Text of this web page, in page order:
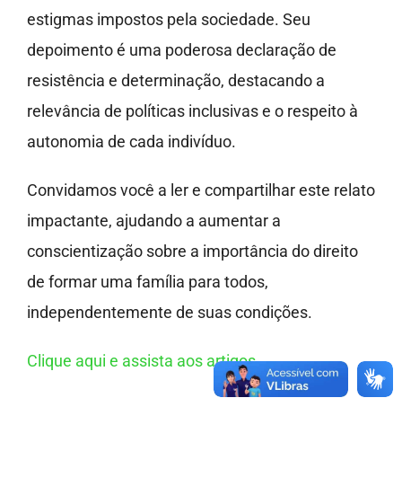
estigmas impostos pela sociedade. Seu
depoimento é uma poderosa declaração de
resistência e determinação, destacando a
relevância de políticas inclusivas e o respeito à
autonomia de cada indivíduo.
Convidamos você a ler e compartilhar este relato
impactante, ajudando a aumentar a
conscientização sobre a importância do direito
de formar uma família para todos,
independentemente de suas condições.
Clique aqui e assista aos artigos.